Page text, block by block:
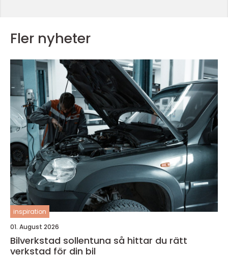
Fler nyheter
inspiration
01. August 2026
Bilverkstad sollentuna så hittar du rätt
verkstad för din bil